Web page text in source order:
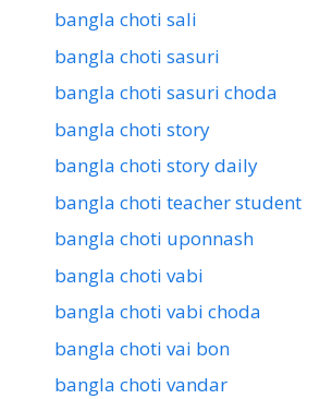
bangla choti sali
bangla choti sasuri
bangla choti sasuri choda
bangla choti story
bangla choti story daily
bangla choti teacher student
bangla choti uponnash
bangla choti vabi
bangla choti vabi choda
bangla choti vai bon
bangla choti vandar